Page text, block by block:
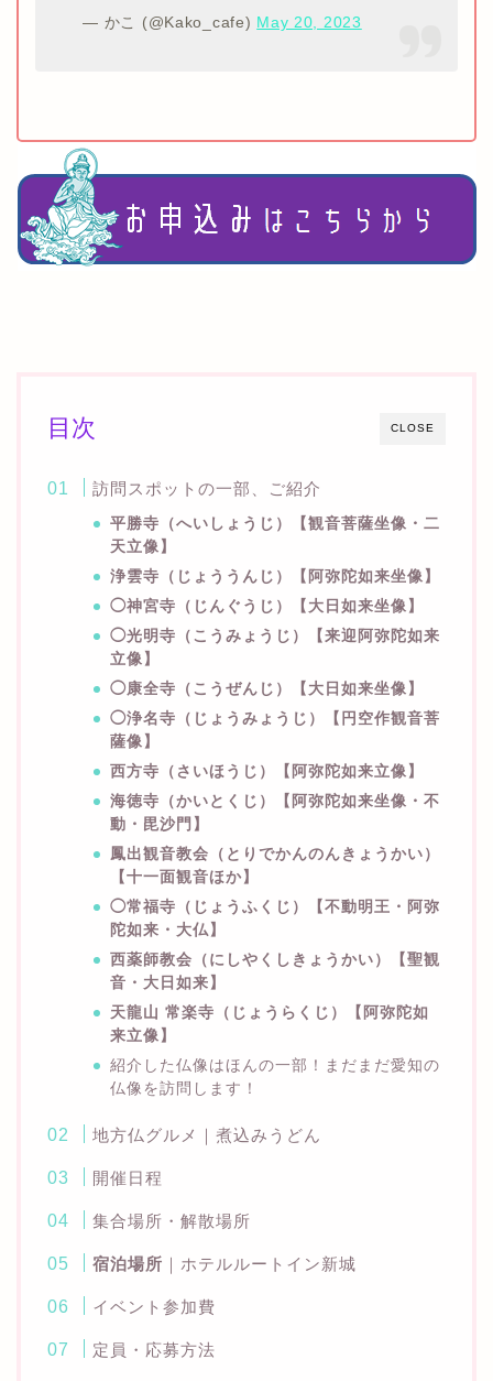
— かこ (@Kako_cafe) May 20, 2023
CLOSE
目次
訪問スポットの一部、ご紹介
平勝寺（へいしょうじ）【観音菩薩坐像・二
天立像】
浄雲寺（じょううんじ）【阿弥陀如来坐像】
◯神宮寺（じんぐうじ）【大日如来坐像】
◯光明寺（こうみょうじ）【来迎阿弥陀如来
立像】
◯康全寺（こうぜんじ）【大日如来坐像】
◯浄名寺（じょうみょうじ）【円空作観音菩
薩像】
西方寺（さいほうじ）【阿弥陀如来立像】
海徳寺（かいとくじ）【阿弥陀如来坐像・不
動・毘沙門】
鳳出観音教会（とりでかんのんきょうかい）
【十一面観音ほか】
◯常福寺（じょうふくじ）【不動明王・阿弥
陀如来・大仏】
西薬師教会（にしやくしきょうかい）【聖観
音・大日如来】
天龍山 常楽寺（じょうらくじ）【阿弥陀如
来立像】
紹介した仏像はほんの一部！まだまだ愛知の
仏像を訪問します！
地方仏グルメ｜煮込みうどん
開催日程
集合場所・解散場所
宿泊場所 ｜ホテルルートイン新城
イベント参加費
定員・応募方法